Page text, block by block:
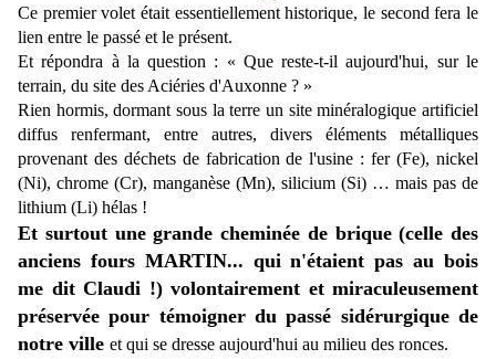
Ce premier volet était essentiellement historique, le second fera le
lien entre le passé et le présent.
Et répondra à la question : « Que reste-t-il aujourd'hui, sur le
terrain, du site des Aciéries d'Auxonne ? »
Rien hormis, dormant sous la terre un site minéralogique artificiel
diffus renfermant, entre autres, divers éléments métalliques
provenant des déchets de fabrication de l'usine : fer (Fe), nickel
(Ni), chrome (Cr), manganèse (Mn), silicium (Si) … mais pas de
lithium (Li) hélas !
Et surtout une grande cheminée de brique (celle des
anciens fours MARTIN... qui n'étaient pas au bois
me dit Claudi !) volontairement et miraculeusement
préservée pour témoigner du passé sidérurgique de
notre ville et qui se dresse aujourd'hui au milieu des ronces.